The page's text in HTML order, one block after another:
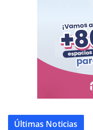
Últimas Noticias